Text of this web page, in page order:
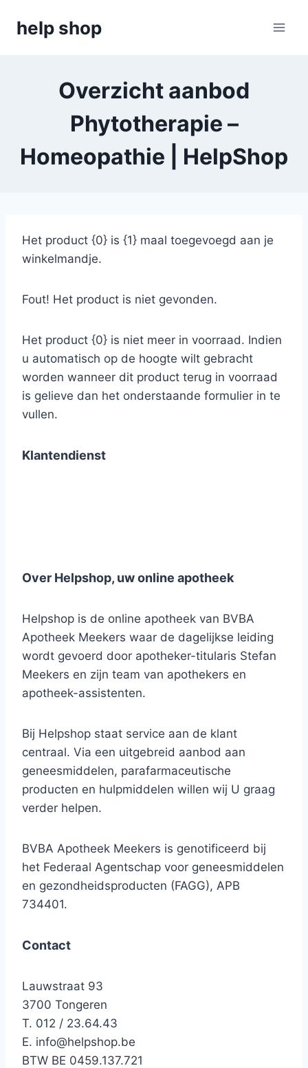
naarhelp shop
Overzicht aanbod
Phytotherapie –
Homeopathie | HelpShop
Het product {0} is {1} maal toegevoegd aan je
winkelmandje.
Fout! Het product is niet gevonden.
Het product {0} is niet meer in voorraad. Indien
u automatisch op de hoogte wilt gebracht
worden wanneer dit product terug in voorraad
is gelieve dan het onderstaande formulier in te
vullen.
Klantendienst
Over Helpshop, uw online apotheek
Helpshop is de online apotheek van BVBA
Apotheek Meekers waar de dagelijkse leiding
wordt gevoerd door apotheker-titularis Stefan
Meekers en zijn team van apothekers en
apotheek-assistenten.
Bij Helpshop staat service aan de klant
centraal. Via een uitgebreid aanbod aan
geneesmiddelen, parafarmaceutische
producten en hulpmiddelen willen wij U graag
verder helpen.
BVBA Apotheek Meekers is genotificeerd bij
het Federaal Agentschap voor geneesmiddelen
en gezondheidsproducten (FAGG), APB
734401.
Contact
Lauwstraat 93
3700 Tongeren
T. 012 / 23.64.43
E. info@helpshop.be
BTW BE 0459.137.721